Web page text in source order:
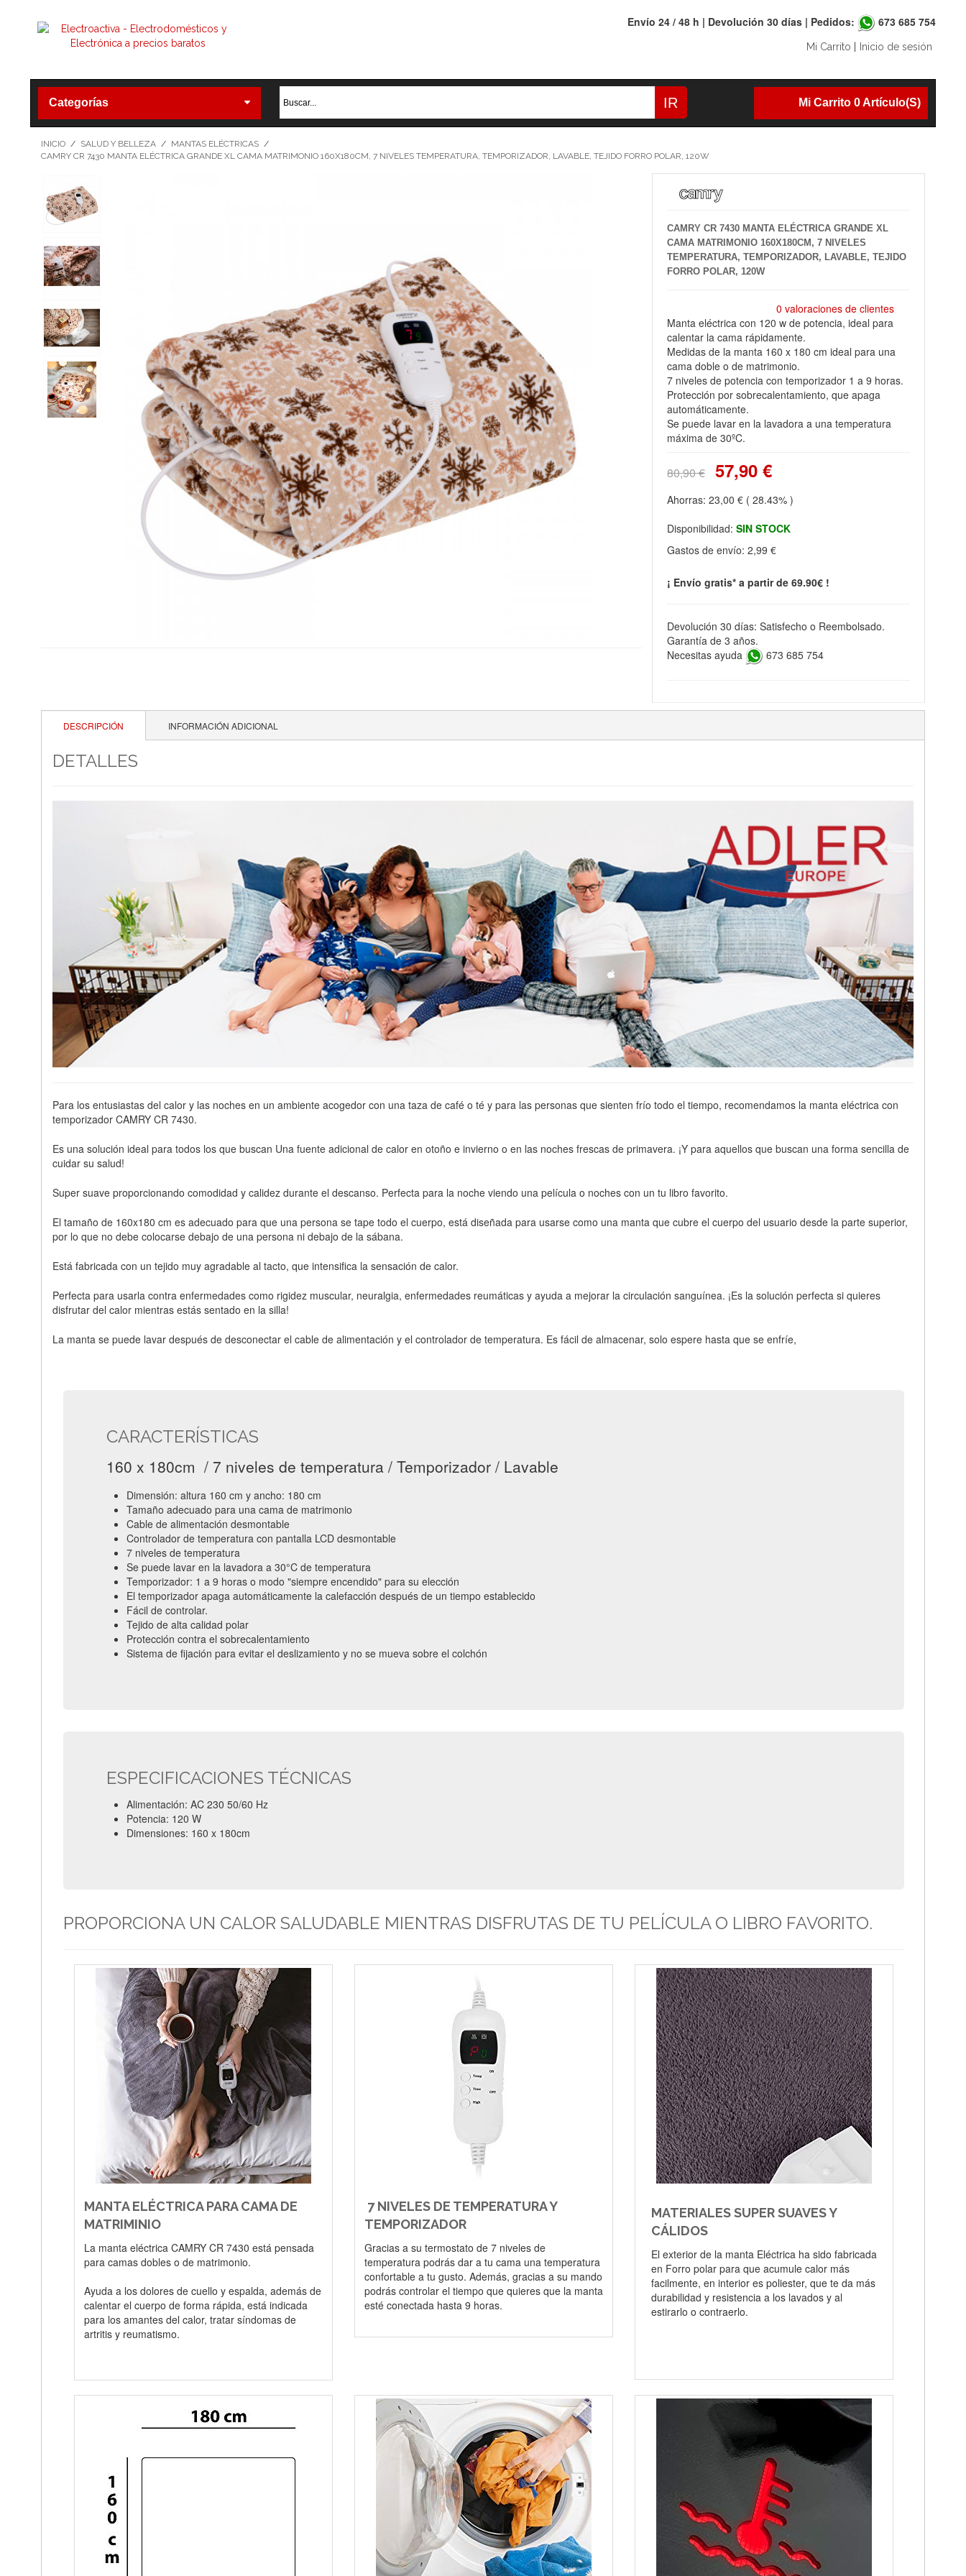
Envío 24 / 48 h | Devolución 30 días | Pedidos: 673 685 754
Mi Carrito Inicio de sesión
Categorías Mi Carrito 0 Artículo(s)
IR
INICIO / SALUD Y BELLEZA / MANTAS ELÉCTRICAS /
CAMRY CR 7430 MANTA ELÉCTRICA GRANDE XL CAMA MATRIMONIO 160X180CM, 7 NIVELES TEMPERATURA, TEMPORIZADOR, LAVABLE, TEJIDO FORRO POLAR, 120W
CAMRY CR 7430 MANTA ELÉCTRICA GRANDE XL
CAMA MATRIMONIO 160X180CM, 7 NIVELES
TEMPERATURA, TEMPORIZADOR, LAVABLE, TEJIDO
FORRO POLAR, 120W
0 valoraciones de clientes
Manta eléctrica con 120 w de potencia, ideal para
calentar la cama rápidamente.
Medidas de la manta 160 x 180 cm ideal para una
cama doble o de matrimonio.
7 niveles de potencia con temporizador 1 a 9 horas.
Protección por sobrecalentamiento, que apaga
automáticamente.
Se puede lavar en la lavadora a una temperatura
máxima de 30ºC.
80,90 € 57,90 €
Ahorras: 23,00 € ( 28.43% )
Disponibilidad: SIN STOCK
Gastos de envío: 2,99 €
¡ Envío gratis* a partir de 69.90€ !
Devolución 30 días: Satisfecho o Reembolsado.
Garantía de 3 años.
Necesitas ayuda
673 685 754
DESCRIPCIÓN INFORMACIÓN ADICIONAL
DETALLES
Para los entusiastas del calor y las noches en un ambiente acogedor con una taza de café o té y para las personas que sienten frío todo el tiempo, recomendamos la manta eléctrica con
temporizador CAMRY CR 7430.
Es una solución ideal para todos los que buscan Una fuente adicional de calor en otoño e invierno o en las noches frescas de primavera. ¡Y para aquellos que buscan una forma sencilla de
cuidar su salud!
Super suave proporcionando comodidad y calidez durante el descanso. Perfecta para la noche viendo una película o noches con un tu libro favorito.
El tamaño de 160x180 cm es adecuado para que una persona se tape todo el cuerpo, está diseñada para usarse como una manta que cubre el cuerpo del usuario desde la parte superior,
por lo que no debe colocarse debajo de una persona ni debajo de la sábana.
Está fabricada con un tejido muy agradable al tacto, que intensifica la sensación de calor.
Perfecta para usarla contra enfermedades como rigidez muscular, neuralgia, enfermedades reumáticas y ayuda a mejorar la circulación sanguínea. ¡Es la solución perfecta si quieres
disfrutar del calor mientras estás sentado en la silla!
La manta se puede lavar después de desconectar el cable de alimentación y el controlador de temperatura. Es fácil de almacenar, solo espere hasta que se enfríe,
CARACTERÍSTICAS
160 x 180cm / 7 niveles de temperatura / Temporizador / Lavable
Dimensión: altura 160 cm y ancho: 180 cm
Tamaño adecuado para una cama de matrimonio
Cable de alimentación desmontable
Controlador de temperatura con pantalla LCD desmontable
7 niveles de temperatura
Se puede lavar en la lavadora a 30°C de temperatura
Temporizador: 1 a 9 horas o modo "siempre encendido" para su elección
El temporizador apaga automáticamente la calefacción después de un tiempo establecido
Fácil de controlar.
Tejido de alta calidad polar
Protección contra el sobrecalentamiento
Sistema de fijación para evitar el deslizamiento y no se mueva sobre el colchón
ESPECIFICACIONES TÉCNICAS
Alimentación: AC 230 50/60 Hz
Potencia: 120 W
Dimensiones: 160 x 180cm
PROPORCIONA UN CALOR SALUDABLE MIENTRAS DISFRUTAS DE TU PELÍCULA O LIBRO FAVORITO.
MANTA ELÉCTRICA PARA CAMA DE
MATRIMINIO
La manta eléctrica CAMRY CR 7430 está pensada
para camas dobles o de matrimonio.
Ayuda a los dolores de cuello y espalda, además de
calentar el cuerpo de forma rápida, está indicada
para los amantes del calor, tratar síndomas de
artritis y reumatismo.
7 NIVELES DE TEMPERATURA Y
TEMPORIZADOR
Gracias a su termostato de 7 niveles de
temperatura podrás dar a tu cama una temperatura
confortable a tu gusto. Además, gracias a su mando
podrás controlar el tiempo que quieres que la manta
esté conectada hasta 9 horas.
MATERIALES SUPER SUAVES Y
CÁLIDOS
El exterior de la manta Eléctrica ha sido fabricada
en Forro polar para que acumule calor más
facilmente, en interior es poliester, que te da más
durabilidad y resistencia a los lavados y al
estirarlo o contraerlo.